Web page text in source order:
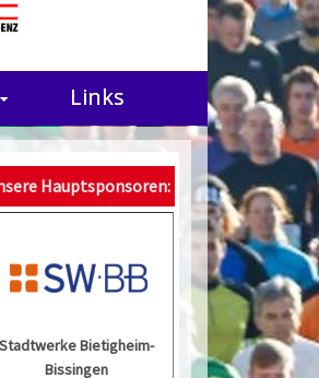
Links
Hauptsponsoren:
Stadtwerke Bietigheim-
Bissingen